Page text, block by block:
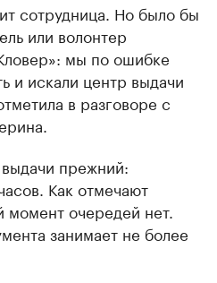
сотрудница. Но было бы
или волонтер
мы по ошибке
и искали центр выдачи
в разговоре с
прежний:
Как отмечают
момент очередей нет.
занимает не более